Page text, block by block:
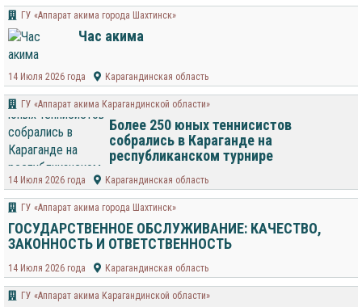
ГУ «Аппарат акима города Шахтинск»
Час акима
14 Июля 2026 года Карагандинская область
ГУ «Аппарат акима Карагандинской области»
Более 250 юных теннисистов
собрались в Караганде на
республиканском турнире
14 Июля 2026 года Карагандинская область
ГУ «Аппарат акима города Шахтинск»
ГОСУДАРСТВЕННОЕ ОБСЛУЖИВАНИЕ: КАЧЕСТВО,
ЗАКОННОСТЬ И ОТВЕТСТВЕННОСТЬ
14 Июля 2026 года Карагандинская область
ГУ «Аппарат акима Карагандинской области»